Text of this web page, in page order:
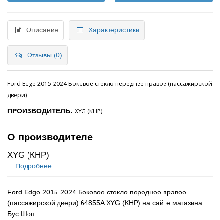
Описание Характеристики
Отзывы (0)
Ford Edge 2015-2024 Боковое стекло переднее правое (пассажирской
двери)
ПРОИЗВОДИТЕЛЬ: XYG (КНР)
О производителе
XYG (КНР)
Подробнее...
Ford Edge 2015-2024 Боковое стекло переднее правое
(пассажирской двери) 64855A XYG (КНР) на сайте магазина
Бус Шоп.